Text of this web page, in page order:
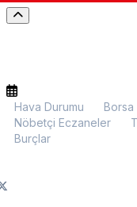
Hava Durumu Borsa
Nöbetçi Eczaneler
Burçlar